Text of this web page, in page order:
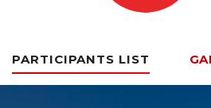
PARTICIPANTS LIST